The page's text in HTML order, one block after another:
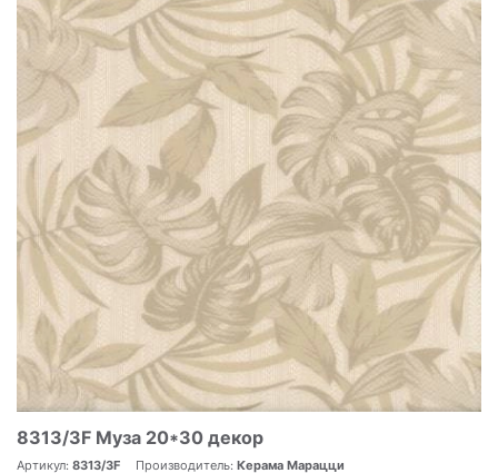
8313/3F Муза 20*30 декор
Артикул: 8313/3F Производитель: Керама Марацци